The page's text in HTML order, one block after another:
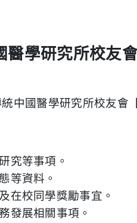
醫學研究所校友
中國醫學研究所校友會
究等事項。
等資料。
在校同學獎勵事宜。
發展相關事項。